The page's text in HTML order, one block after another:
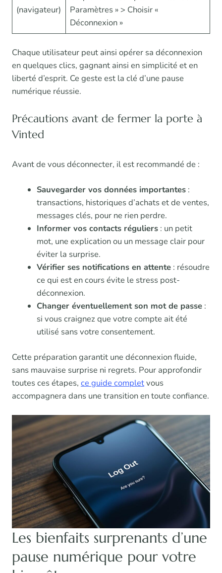
(navigateur)
Paramètres » > Choisir «
Déconnexion »
Chaque utilisateur peut ainsi opérer sa déconnexion
en quelques clics, gagnant ainsi en simplicité et en
liberté d’esprit. Ce geste est la clé d’une pause
numérique réussie.
Précautions avant de fermer la porte à
Vinted
Avant de vous déconnecter, il est recommandé de :
Sauvegarder vos données importantes:
transactions, historiques d’achats et de ventes,
messages clés, pour ne rien perdre.
Informer vos contacts réguliers: un petit
mot, une explication ou un message clair pour
éviter la surprise.
Vérifier ses notifications en attente: résoudre
ce qui est en cours évite le stress post-
déconnexion.
Changer éventuellement son mot de passe:
si vous craignez que votre compte ait été
utilisé sans votre consentement.
Cette préparation garantit une déconnexion fluide,
sans mauvaise surprise ni regrets. Pour approfondir
toutes ces étapes, ce guide completvous
accompagnera dans une transition en toute confiance.
Les bienfaits surprenants d’une
pause numérique pour votre